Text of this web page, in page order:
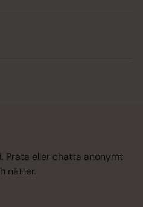
Prata eller chatta anonymt
nätter.